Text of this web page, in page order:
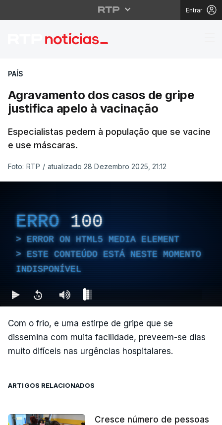
Entrar
Agravamento dos
PAÍS
Agravamento dos casos de gripe
justifica apelo à vacinação
Especialistas pedem à população que se vacine
e use máscaras.
Foto: RTP / atualizado 28 Dezembro 2025, 21:12
ERRO 100
ERROR ON HTML5 MEDIA ELEMENT
ESTE CONTEÚDO ESTÁ NESTE MOMENTO
INDISPONÍVEL
Com o frio, e uma estirpe de gripe que se
dissemina com muita facilidade, preveem-se dias
muito difíceis nas urgências hospitalares.
ARTIGOS RELACIONADOS
Cresce número de pessoas